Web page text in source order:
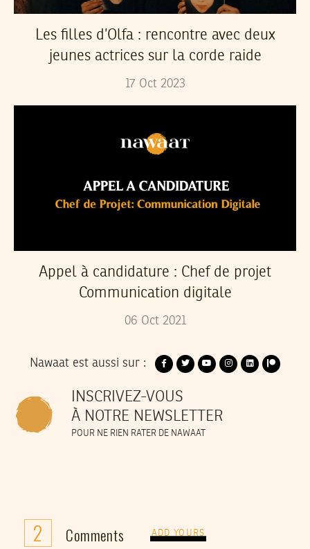
Les filles d’Olfa : rencontre avec deux
jeunes actrices sur la corde raide
17 Oct 2023
Appel à candidature : Chef de projet
Communication digitale
06 Oct 2021
Nawaat est aussi sur :
INSCRIVEZ-VOUS
À NOTRE NEWSLETTER
POUR NE RIEN RATER DE NAWAAT
2 Comments ADD YOURS